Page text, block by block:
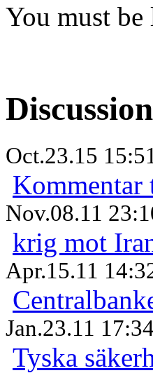
You must
Discussion
Oct.23.15
Nov.08.11
krig mot
Apr.15.11
Jan.23.11
Tyska